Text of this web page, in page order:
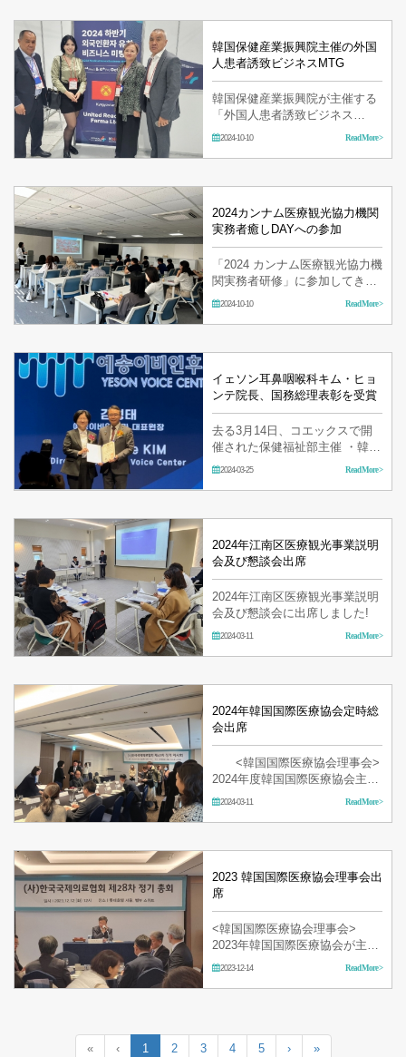
韓国保健産業振興院主催の外国
人患者誘致ビジネスMTG
韓国保健産業振興院が主催する
「外国人患者誘致ビジネス
MTG」に参加してきました！
2024-10-10 Read More >
2024カンナム医療観光協力機関
実務者癒しDAYへの参加
「2024 カンナム医療観光協力機
関実務者研修」に参加してきま
した! 「中国患者向けマーケテ
2024-10-10 Read More >
イェソン耳鼻咽喉科キム・ヒョ
ンテ院長、国務総理表彰を受賞
去る3月14日、コエックスで開
催された保健福祉部主催 ・韓国
保健参照振興院主管)Medical
様…
2024-03-25 Read More >
2024年江南区医療観光事業説明
会及び懇談会出席
2024年江南区医療観光事業説明
会及び懇談会に出席しました!
2024-03-11 Read More >
2024年韓国国際医療協会定時総
会出席
<韓国国際医療協会理事会>
2024年度韓国国際医療協会主管
の定時総会に出席しました。
2024-03-11 Read More >
2023 韓国国際医療協会理事会出
席
<韓国国際医療協会理事会>
2023年韓国国際医療協会が主管
する定時理事会及び総会に出席
2023-12-14 Read More >
« ‹ 1 2 3 4 5 › »